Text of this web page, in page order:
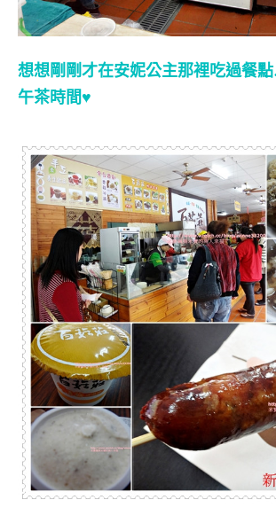
想想剛剛才在安妮公主那裡吃過餐
午茶時間♥